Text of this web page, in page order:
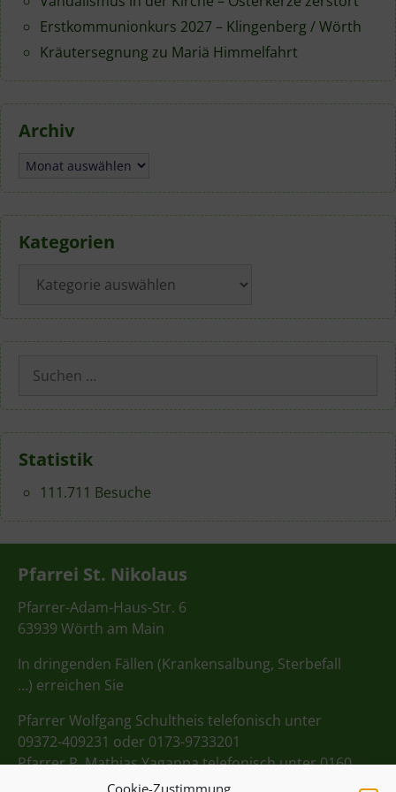
Cookie-Zustimmung
Erstkommunionkurs 2027 – Klingenberg / Wörth
Kräutersegnung zu Mariä Himmelfahrt
Archiv
Archiv
Kategorien
Suchen
nach:
Statistik
111.711 Besuche
Pfarrei St. Nikolaus
Pfarrer-Adam-Haus-Str. 6
63939 Wörth am Main
In dringenden Fällen (Krankensalbung, Sterbefall
…) erreichen Sie
Pfarrer Wolfgang Schultheis telefonisch unter
09372-409231 oder 0173-9733201
Pfarrer P. Mathias Yagappa telefonisch unter 0160